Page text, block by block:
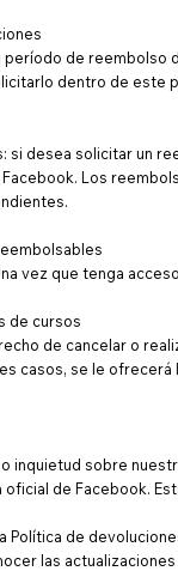
período de reembolso
dentro de este
si desea solicitar un
Los
vez que tenga
de cursos
de cancelar o
casos, se le
inquietud sobre
de Facebook.
Política de
las